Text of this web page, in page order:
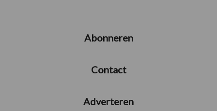
Abonneren
Contact
Adverteren